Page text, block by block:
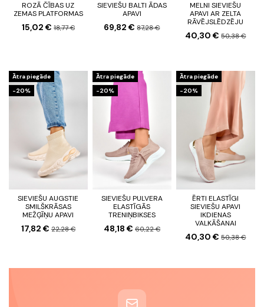
ROZĀ ČĪBAS UZ
ZEMAS PLATFORMAS
15,02 € 18,77 €
SIEVIEŠU BALTI ĀDAS
APAVI
69,82 €87,28 €
MELNI SIEVIEŠU
APAVI AR ZELTA
RĀVĒJSLĒDZĒJU
40,30 €50,38 €
Ātra piegāde
-20%
SIEVIEŠU AUGSTIE
SMILŠKRĀSAS
MEŽĢĪŅU APAVI
17,82 € 22,28 €
Ātra piegāde
-20%
SIEVIEŠU PULVERA
ELASTĪGĀS
TRENIŅBIKSES
48,18 € 60,22 €
Ātra piegāde
-20%
ĒRTI ELASTĪGI
SIEVIEŠU APAVI
IKDIENAS
VALKĀŠANAI
40,30 €50,38 €